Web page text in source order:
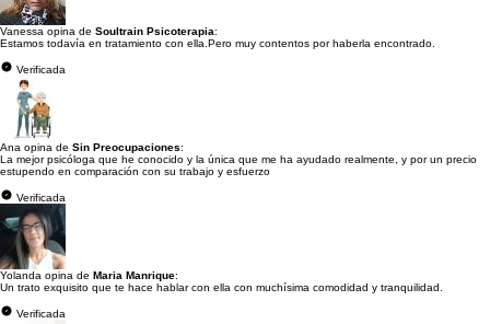
Vanessa opina de Soultrain Psicoterapia:
Estamos todavía en tratamiento con ella.Pero muy contentos por haberla encontrado.
Verificada
Ana opina de Sin Preocupaciones:
La mejor psicóloga que he conocido y la única que me ha ayudado realmente, y por un precio
estupendo en comparación con su trabajo y esfuerzo
Verificada
Yolanda opina de Maria Manrique:
Un trato exquisito que te hace hablar con ella con muchísima comodidad y tranquilidad.
Verificada